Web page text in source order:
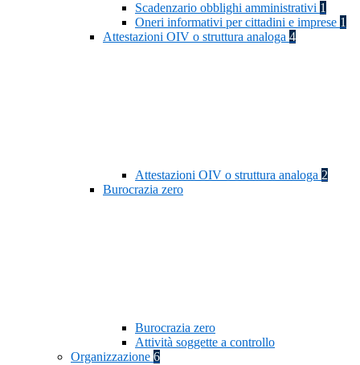
Scadenzario obblighi amministrativi 1
Oneri informativi per cittadini e imprese 1
Attestazioni OIV o struttura analoga 4
Attestazioni OIV o struttura analoga 2
Burocrazia zero
Burocrazia zero
Attività soggette a controllo
Organizzazione 6